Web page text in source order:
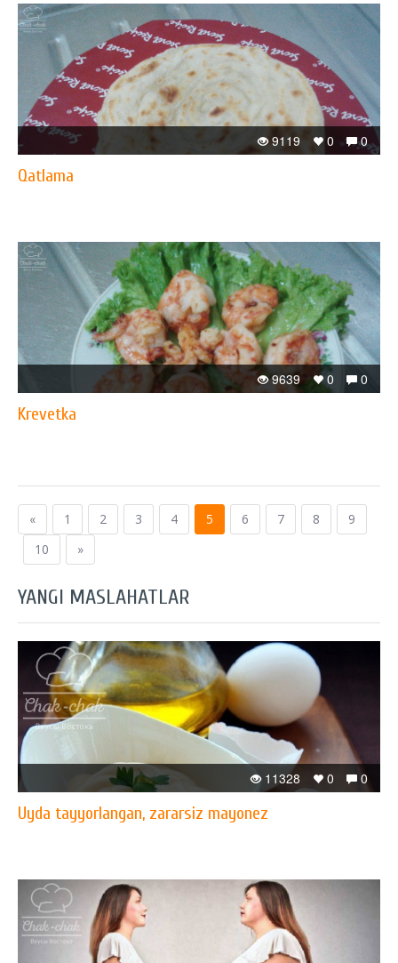
0
0
9119
Qatlama
0
0
9639
Krevetka
« 1 2 3 4 5 6 7 8
9
10
»
YANGI MASLAHATLAR
0
0
11328
Uyda tayyorlangan, zararsiz mayonez